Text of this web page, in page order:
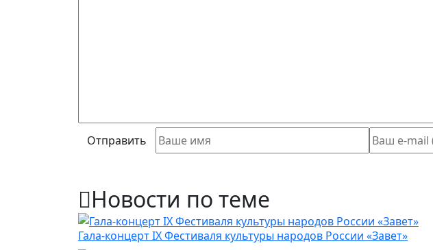
Отправить
Новости по теме
Гала-концерт IX Фестиваля культуры народов России «Завет»